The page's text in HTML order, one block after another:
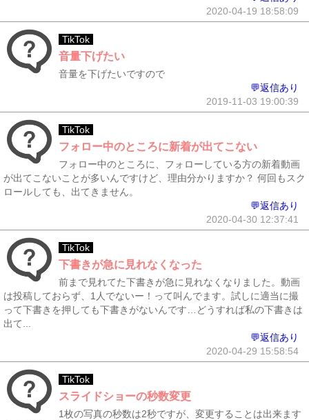
2020-04-19 18:58:09
TikTok
音量下げたい
音量を下げたいですので
💬返信あり
2019-11-03 19:00:39
TikTok
フォロー中のところに新着が出てこない
フォロー中のところに、フォローしている方の新着動画
が出てこないことが多いんですけど、理由分かりますか？ 何回もスク
ロールしても、出てきません。
💬返信あり
2020-04-30 12:37:41
TikTok
下書きが急に見れなくなった
前まで見れてた下書きが急に見れなくなりました。動画
は投稿しておらず、1人でないー！って叫んでます。試しに適当に撮
って下書きを押しても下書きがないんです…どうすれば私の下書きは
出て...
💬返信あり
2020-04-29 15:58:54
TikTok
スライドショーの秒数変更
1枚の写真の秒数は2秒ですが、変更することは出来ます